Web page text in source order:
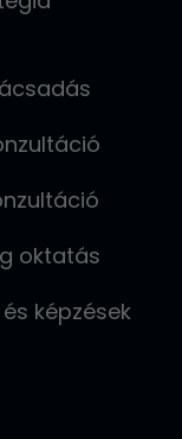
oktatás
képzések